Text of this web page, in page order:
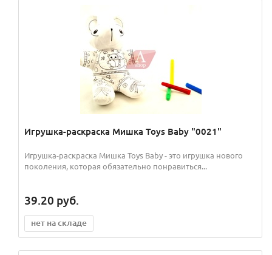
Игрушка-раскраска Мишка Toys Baby "0021"
Игрушка-раскраска Мишка Toys Baby - это игрушка нового
поколения, которая обязательно понравиться...
39.20 руб.
нет на складе